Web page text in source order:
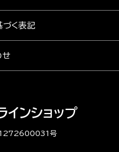
づく表記
せ
インショップ
号